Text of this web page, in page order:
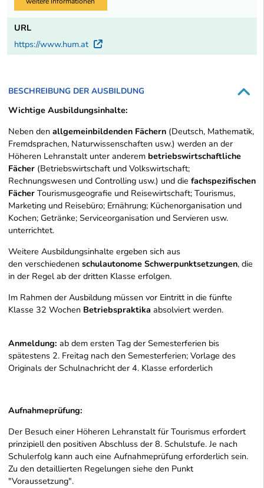
URL
https://www.hum.at
Externer Link
BESCHREIBUNG DER AUSBILDUNG
Wichtige Ausbildungsinhalte:
Neben den allgemeinbildenden Fächern (Deutsch, Mathematik,
Fremdsprachen, Naturwissenschaften usw.) werden an der
Höheren Lehranstalt unter anderem betriebswirtschaftliche
Fächer (Betriebswirtschaft und Volkswirtschaft;
Rechnungswesen und Controlling usw.) und die fachspezifischen
Fächer Tourismusgeografie und Reisewirtschaft; Tourismus,
Marketing und Reisebüro; Ernährung; Küchenorganisation und
Kochen; Getränke; Serviceorganisation und Servieren usw.
unterrichtet.
Weitere Ausbildungsinhalte ergeben sich aus
den verschiedenen schulautonome Schwerpunktsetzungen, die
in der Regel ab der dritten Klasse erfolgen.
Im Rahmen der Ausbildung müssen vor Eintritt in die fünfte
Klasse 32 Wochen Betriebspraktika absolviert werden.
Anmeldung: ab dem ersten Tag der Semesterferien bis
spätestens 2. Freitag nach den Semesterferien; Vorlage des
Originals der Schulnachricht der 4. Klasse erforderlich
Aufnahmeprüfung:
Der Besuch einer Höheren Lehranstalt für Tourismus erfordert
prinzipiell den positiven Abschluss der 8. Schulstufe. Je nach
Schulerfolg kann auch eine Aufnahmeprüfung erforderlich sein.
Zu den detaillierten Regelungen siehe den Punkt
"Voraussetzung".